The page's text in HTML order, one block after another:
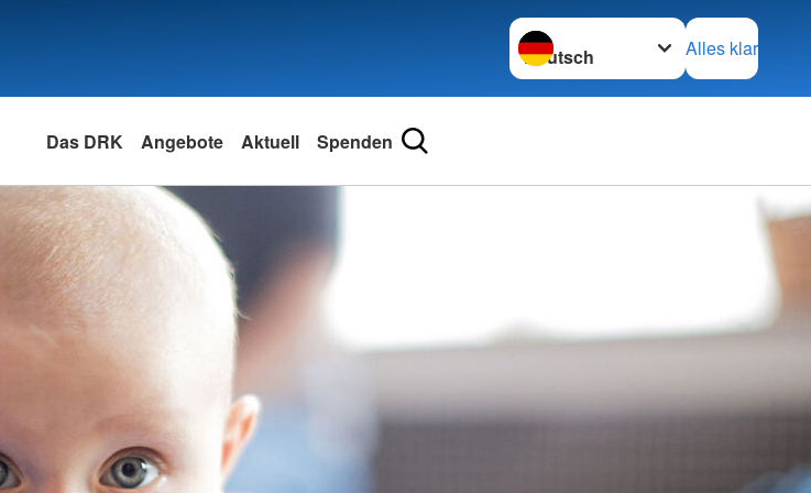
Sprache wechseln zu
Alles klar
Das DRK Angebote Aktuell Spenden